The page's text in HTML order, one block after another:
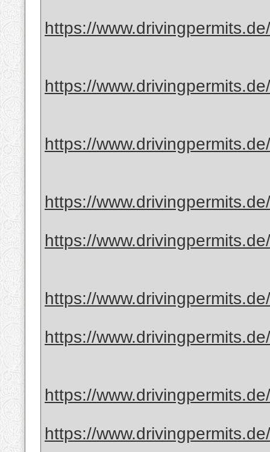
https://
https://
https://
https://
https://
https://
https://
https://
https://